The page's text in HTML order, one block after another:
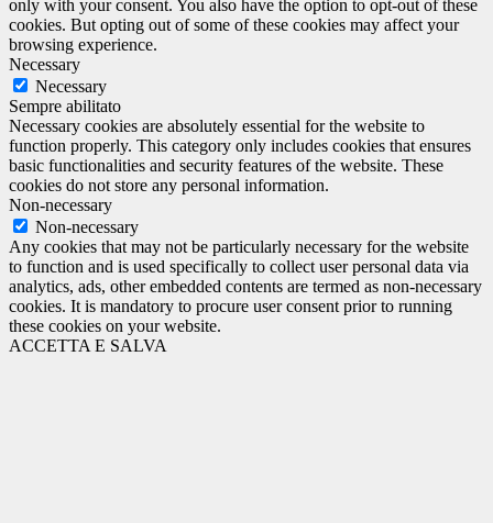
only with your consent. You also have the option to opt-out of these
cookies. But opting out of some of these cookies may affect your
browsing experience.
Necessary
Necessary
Sempre abilitato
Necessary cookies are absolutely essential for the website to
function properly. This category only includes cookies that ensures
basic functionalities and security features of the website. These
cookies do not store any personal information.
Non-necessary
Non-necessary
Any cookies that may not be particularly necessary for the website
to function and is used specifically to collect user personal data via
analytics, ads, other embedded contents are termed as non-necessary
cookies. It is mandatory to procure user consent prior to running
these cookies on your website.
ACCETTA E SALVA